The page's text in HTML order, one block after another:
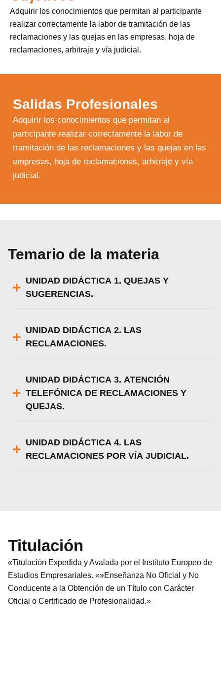
Adquirir los conocimientos que permitan al participante
realizar correctamente la labor de tramitación de las
reclamaciones y las quejas en las empresas, hoja de
reclamaciones, arbitraje y vía judicial.
Salidas Profesionales
Adquirir los conocimientos que permitan al
participante realizar correctamente la labor de
tramitación de las reclamaciones y las quejas en las
empresas, hoja de reclamaciones, arbitraje y vía
judicial.
Temario de la materia
UNIDAD DIDÁCTICA 1. QUEJAS Y
SUGERENCIAS.
UNIDAD DIDÁCTICA 2. LAS
RECLAMACIONES.
UNIDAD DIDÁCTICA 3. ATENCIÓN
TELEFÓNICA DE RECLAMACIONES Y
QUEJAS.
UNIDAD DIDÁCTICA 4. LAS
RECLAMACIONES POR VÍA JUDICIAL.
Titulación
«Titulación Expedida y Avalada por el Instituto Europeo de
Estudios Empresariales. «»Enseñanza No Oficial y No
Conducente a la Obtención de un Título con Carácter
Oficial o Certificado de Profesionalidad.»